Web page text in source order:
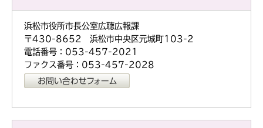
浜松市役所市長公室広聴広報課
〒430-8652 浜松市中央区元城町103-2
電話番号：053-457-2021
ファクス番号：053-457-2028